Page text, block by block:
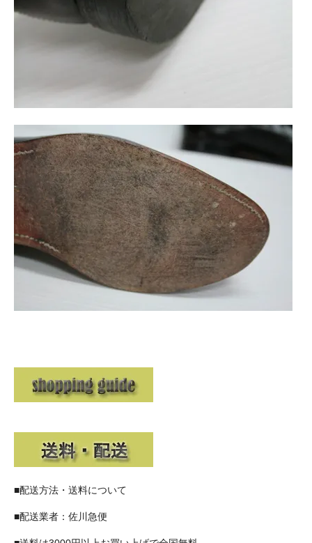
■配送方法・送料について
■配送業者：佐川急便